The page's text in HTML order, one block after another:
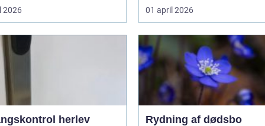
2026 01 april 2026
herlev
Rydning af dødsbo